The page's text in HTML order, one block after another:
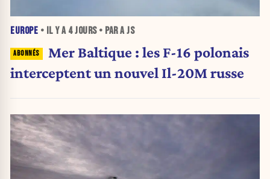
EUROPE • IL Y A 4 JOURS• PAR A JS
Mer Baltique : les F-16 polonais
interceptent un nouvel Il-20M russe